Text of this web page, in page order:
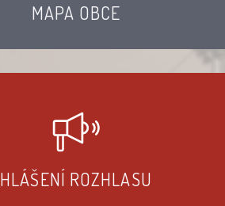
MAPA OBCE
HLÁŠENÍ ROZHLASU